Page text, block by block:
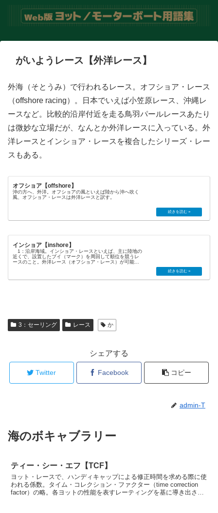
がいようレース【外洋レース】
外海（そとうみ）で行われるレース。オフショア・レース
（offshore racing）。日本でいえば小笠原レース、沖縄レ
ースなど。比較的沿岸付近を走る鳥羽パールレースあたり
は微妙な立場だが、なんとか外洋レースに入っている。外
洋レースとインショア・レースを複合したシリーズ・レー
スもある。
オフショア【offshore】
沖の方へ、外洋。オフショアの風といえば陸から沖へ吹く
風、オフショア・レースは外洋レースと訳す。
インショア【inshore】
1：沿岸海域。インショア・レースといえば、主に陸地の
近くで、設置したブイ（マーク）を周回して順位を競うレ
ースのこと。外洋レース（オフショア・レース）が可能な
3：セーリング レース か
シェアする
Twitter Facebook コピー
admin-T
海のボキャブラリー
ティー・シー・エフ【TCF】
ヨット・レースで、ハンディキャップによる修正時間を求める際に使
われる係数。タイム・コレクション・ファクター（time correction
factor）の略。各ヨットの性能を表すレーティングを基に導き出され